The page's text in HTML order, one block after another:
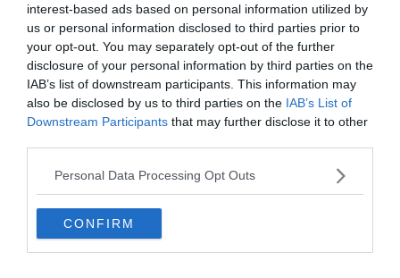
interest-based ads based on personal information utilized by
us or personal information disclosed to third parties prior to
your opt-out. You may separately opt-out of the further
disclosure of your personal information by third parties on the
IAB’s list of downstream participants. This information may
also be disclosed by us to third parties on the IAB’s List of
Downstream Participants that may further disclose it to other
Personal Data Processing Opt Outs
CONFIRM
Kicsit jobb minőségben, de angol kommentátorral: